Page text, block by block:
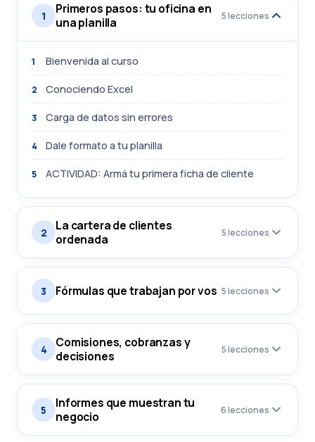
1
Primeros pasos: tu oficina en
una planilla
5 lecciones
1 Bienvenida al curso
2 Conociendo Excel
3 Carga de datos sin errores
4 Dale formato a tu planilla
5 ACTIVIDAD: Armá tu primera ficha de cliente
2
La cartera de clientes
ordenada
5 lecciones
3 Fórmulas que trabajan por vos 5 lecciones
4
Comisiones, cobranzas y
decisiones
5 lecciones
5
Informes que muestran tu
negocio
6 lecciones